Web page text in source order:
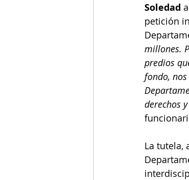
Soledad
petición
millones.
predios
fondo,
derechos
La tutela,